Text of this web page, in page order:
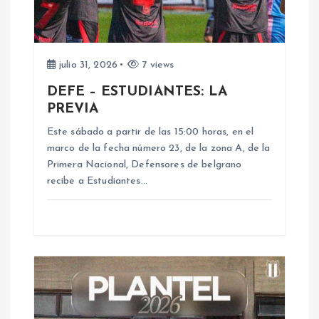
n
a
d
julio 31, 2026 7 views
DEFE – ESTUDIANTES: LA
PREVIA
Este sábado a partir de las 15:00 horas, en el
marco de la fecha número 23, de la zona A, de la
Primera Nacional, Defensores de belgrano
recibe a Estudiantes…